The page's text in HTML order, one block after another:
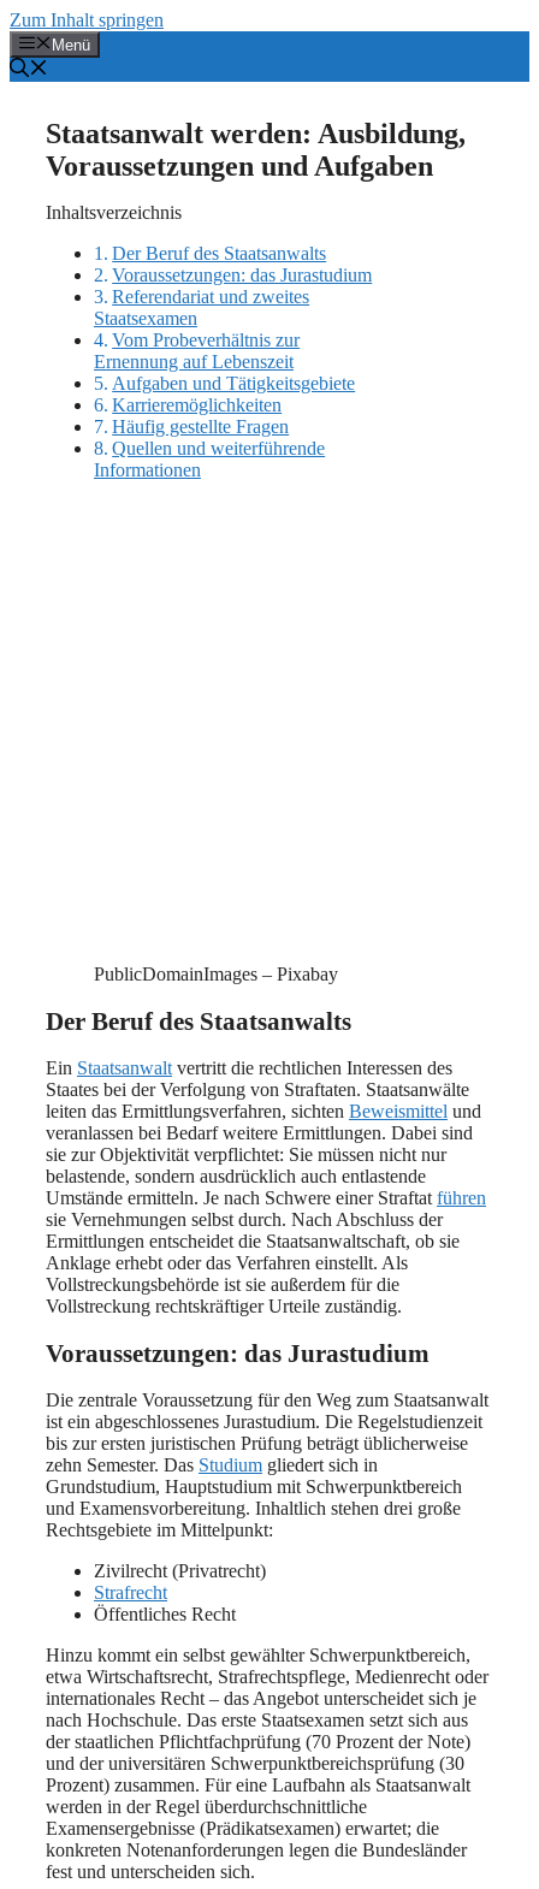
Zum Inhalt springen
Menü
Staatsanwalt werden: Ausbildung,
Voraussetzungen und Aufgaben
Inhaltsverzeichnis
Der Beruf des Staatsanwalts
Voraussetzungen: das Jurastudium
Referendariat und zweites
Staatsexamen
Vom Probeverhältnis zur
Ernennung auf Lebenszeit
Aufgaben und Tätigkeitsgebiete
Karrieremöglichkeiten
Häufig gestellte Fragen
Quellen und weiterführende
Informationen
PublicDomainImages – Pixabay
Der Beruf des Staatsanwalts
Ein Staatsanwalt vertritt die rechtlichen Interessen des
Staates bei der Verfolgung von Straftaten. Staatsanwälte
leiten das Ermittlungsverfahren, sichten Beweismittel und
veranlassen bei Bedarf weitere Ermittlungen. Dabei sind
sie zur Objektivität verpflichtet: Sie müssen nicht nur
belastende, sondern ausdrücklich auch entlastende
Umstände ermitteln. Je nach Schwere einer Straftat führen
sie Vernehmungen selbst durch. Nach Abschluss der
Ermittlungen entscheidet die Staatsanwaltschaft, ob sie
Anklage erhebt oder das Verfahren einstellt. Als
Vollstreckungsbehörde ist sie außerdem für die
Vollstreckung rechtskräftiger Urteile zuständig.
Voraussetzungen: das Jurastudium
Die zentrale Voraussetzung für den Weg zum Staatsanwalt
ist ein abgeschlossenes Jurastudium. Die Regelstudienzeit
bis zur ersten juristischen Prüfung beträgt üblicherweise
zehn Semester. Das Studium gliedert sich in
Grundstudium, Hauptstudium mit Schwerpunktbereich
und Examensvorbereitung. Inhaltlich stehen drei große
Rechtsgebiete im Mittelpunkt:
Zivilrecht (Privatrecht)
Strafrecht
Öffentliches Recht
Hinzu kommt ein selbst gewählter Schwerpunktbereich,
etwa Wirtschaftsrecht, Strafrechtspflege, Medienrecht oder
internationales Recht – das Angebot unterscheidet sich je
nach Hochschule. Das erste Staatsexamen setzt sich aus
der staatlichen Pflichtfachprüfung (70 Prozent der Note)
und der universitären Schwerpunktbereichsprüfung (30
Prozent) zusammen. Für eine Laufbahn als Staatsanwalt
werden in der Regel überdurchschnittliche
Examensergebnisse (Prädikatsexamen) erwartet; die
konkreten Notenanforderungen legen die Bundesländer
fest und unterscheiden sich.